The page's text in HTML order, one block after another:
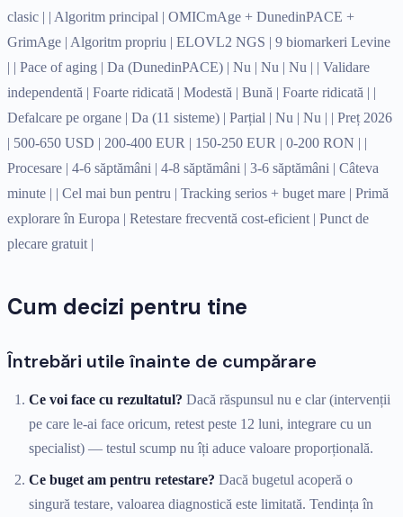
clasic | | Algoritm principal | OMICmAge + DunedinPACE +
GrimAge | Algoritm propriu | ELOVL2 NGS | 9 biomarkeri Levine
| | Pace of aging | Da (DunedinPACE) | Nu | Nu | Nu | | Validare
independentă | Foarte ridicată | Modestă | Bună | Foarte ridicată | |
Defalcare pe organe | Da (11 sisteme) | Parțial | Nu | Nu | | Preț 2026
| 500-650 USD | 200-400 EUR | 150-250 EUR | 0-200 RON | |
Procesare | 4-6 săptămâni | 4-8 săptămâni | 3-6 săptămâni | Câteva
minute | | Cel mai bun pentru | Tracking serios + buget mare | Primă
explorare în Europa | Retestare frecventă cost-eficient | Punct de
plecare gratuit |
Cum decizi pentru tine
Întrebări utile înainte de cumpărare
Ce voi face cu rezultatul? Dacă răspunsul nu e clar (intervenții
pe care le-ai face oricum, retest peste 12 luni, integrare cu un
specialist) — testul scump nu îți aduce valoare proporțională.
Ce buget am pentru retestare? Dacă bugetul acoperă o
singură testare, valoarea diagnostică este limitată. Tendința în